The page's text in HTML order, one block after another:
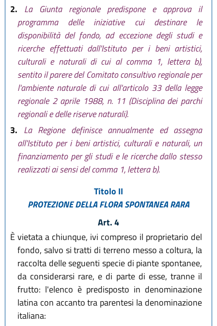
2. La Giunta regionale predispone e approva il
programma delle iniziative cui destinare le
disponibilità del fondo, ad eccezione degli studi e
ricerche effettuati dall'Istituto per i beni artistici,
culturali e naturali di cui al comma 1, lettera b),
sentito il parere del Comitato consultivo regionale per
l'ambiente naturale di cui all'articolo 33 della legge
regionale 2 aprile 1988, n. 11 (Disciplina dei parchi
regionali e delle riserve naturali).
3. La Regione definisce annualmente ed assegna
all'Istituto per i beni artistici, culturali e naturali, un
finanziamento per gli studi e le ricerche dallo stesso
realizzati ai sensi del comma 1, lettera b).
Titolo II
PROTEZIONE DELLA FLORA SPONTANEA RARA
Art. 4
È vietata a chiunque, ivi compreso il proprietario del
fondo, salvo si tratti di terreno messo a coltura, la
raccolta delle seguenti specie di piante spontanee,
da considerarsi rare, e di parte di esse, tranne il
frutto: l'elenco è predisposto in denominazione
latina con accanto tra parentesi la denominazione
italiana: